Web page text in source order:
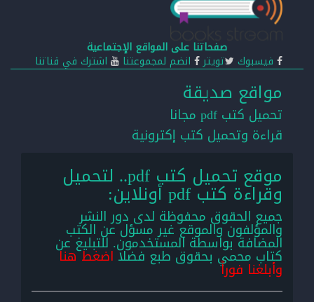
صفحاتنا على المواقع الإجتماعية
فيسبوك تويتر انضم لمجموعتنا اشترك في قناتنا
مواقع صديقة
تحميل كتب pdf مجانا
قراءة وتحميل كتب إكترونية
موقع تحميل كتب pdf.. لتحميل
وقراءة كتب pdf أونلاين:
جميع الحقوق محفوظة لدى دور النشر
والمؤلفون والموقع غير مسؤل عن الكتب
المضافة بواسطة المستخدمون. للتبليغ عن
كتاب محمي بحقوق طبع فضلااضغط هنا
وأبلغنا فوراً